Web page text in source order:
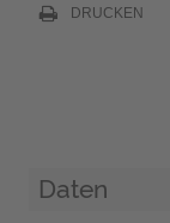
DRUCKEN
Daten